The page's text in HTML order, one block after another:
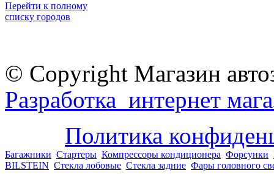
Перейти к полному
списку городов
© Copyright Магазин
Разработка интернет
Политика
Багажники Стартеры Компрессоры кондиционера Форсунки
BILSTEIN Стекла лобовые Стекла задние Фары головного